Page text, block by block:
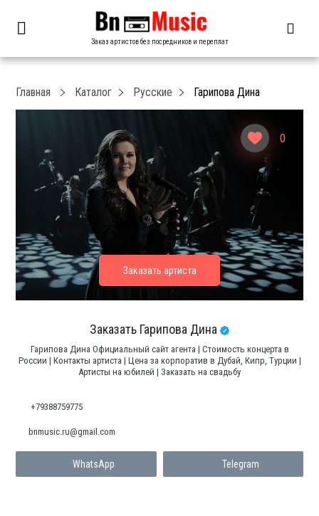
Заказ артистов без посредников и переплат
0
Главная Каталог Русские Гарипова Дина
Заказать Гарипова Дина
Гарипова Дина Официальный сайт агента | Стоимость концерта в
России | Контакты артиста | Цена за корпоратив в Дубай, Кипр, Турции |
Артисты на юбилей | Заказать на свадьбу
+79388759775
WhatsApp Telegram
bnmusic.ru@gmail.com